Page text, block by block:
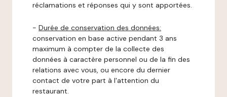
réclamations et réponses qui y sont apportées.
- Durée de conservation des données:
conservation en base active pendant 3 ans
maximum à compter de la collecte des
données à caractère personnel ou de la fin des
relations avec vous, ou encore du dernier
contact de votre part à l'attention du
restaurant.